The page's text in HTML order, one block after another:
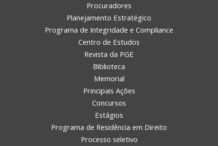
Procuradores
Planejamento Estratégico
Programa de Integridade e Compliance
Centro de Estudos
Revista da PGE
Biblioteca
Memorial
Principais Ações
Concursos
Estágios
Programa de Residência em Direito
Processo seletivo